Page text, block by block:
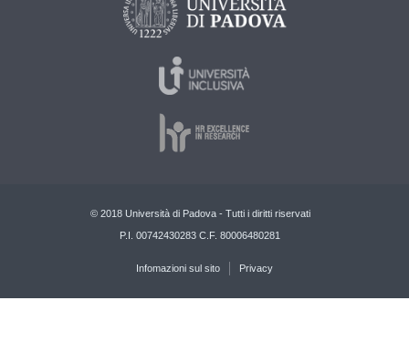
© 2018 Università di Padova - Tutti i diritti riservati
P.I. 00742430283 C.F. 80006480281
Infomazioni sul sito Privacy